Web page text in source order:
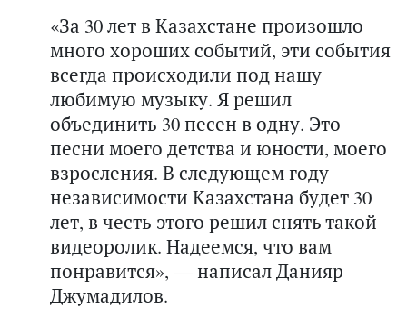
«За 30 лет в Казахстане произошло
много хороших событий, эти события
всегда происходили под нашу
любимую музыку. Я решил
объединить 30 песен в одну. Это
песни моего детства и юности, моего
взросления. В следующем году
независимости Казахстана будет 30
лет, в честь этого решил снять такой
видеоролик. Надеемся, что вам
понравится», — написал Данияр
Джумадилов.